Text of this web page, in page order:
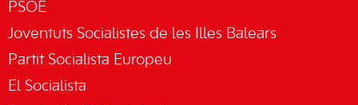
PSOE
Joventuts Socialistes de les Illes Balears
Partit Socialista Europeu
El Socialista